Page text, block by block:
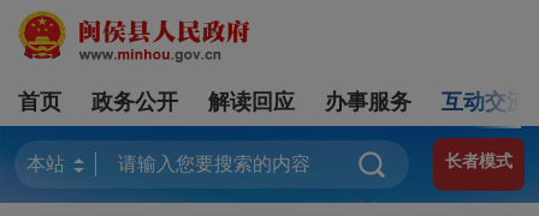
首页 政务公开 解读回应 办事服务 互动交流
长者模式